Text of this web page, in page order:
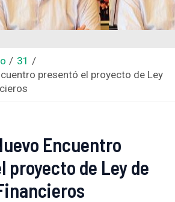
31
presentó el proyecto de Ley
Encuentro
proyecto de Ley de